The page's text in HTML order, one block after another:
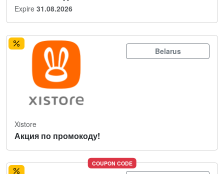
Expire 31.08.2026
Belarus
Xistore
Акция по промокоду!
COUPON CODE